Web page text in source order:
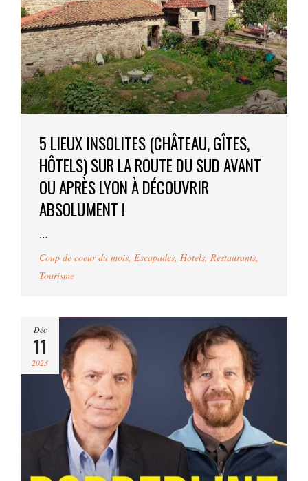
5 LIEUX INSOLITES (CHÂTEAU, GÎTES,
HÔTELS) SUR LA ROUTE DU SUD AVANT
OU APRÈS LYON À DÉCOUVRIR
ABSOLUMENT !
...
Coup de coeur du mois, Escapades, Hotels, Restaurants,
Tourisme
Déc
11
2023